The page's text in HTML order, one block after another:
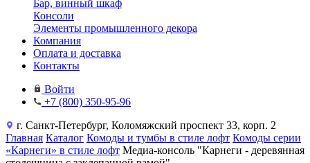
Бар, винный шкаф
Консоли
Элементы промышленного декора
Компания
Оплата и доставка
Контакты
Войти
+7 (800) 350-95-96
г. Санкт-Петербург, Коломяжский проспект 33, корп. 2
Главная Каталог Комоды и тумбы в стиле лофт Комоды серии
«Карнеги» в стиле лофт Медиа-консоль "Карнеги - деревянная